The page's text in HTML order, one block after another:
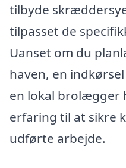
tilbyde
tilpasset de
Uanset om du
haven, en
en lokal brolægger
erfaring til at sikre
udførte arbejde.